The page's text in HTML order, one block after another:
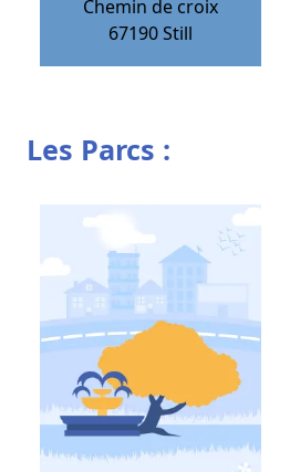
Chemin de croix
67190Still
Les Parcs :